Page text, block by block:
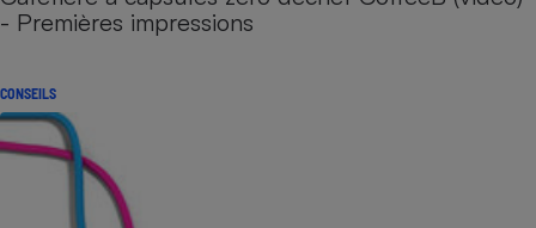
- Premières impressions
CONSEILS